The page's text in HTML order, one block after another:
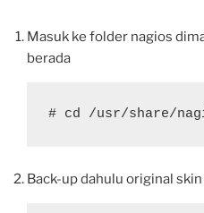
Masuk ke folder nagios
berada
# cd /usr/share/
Back-up dahulu original